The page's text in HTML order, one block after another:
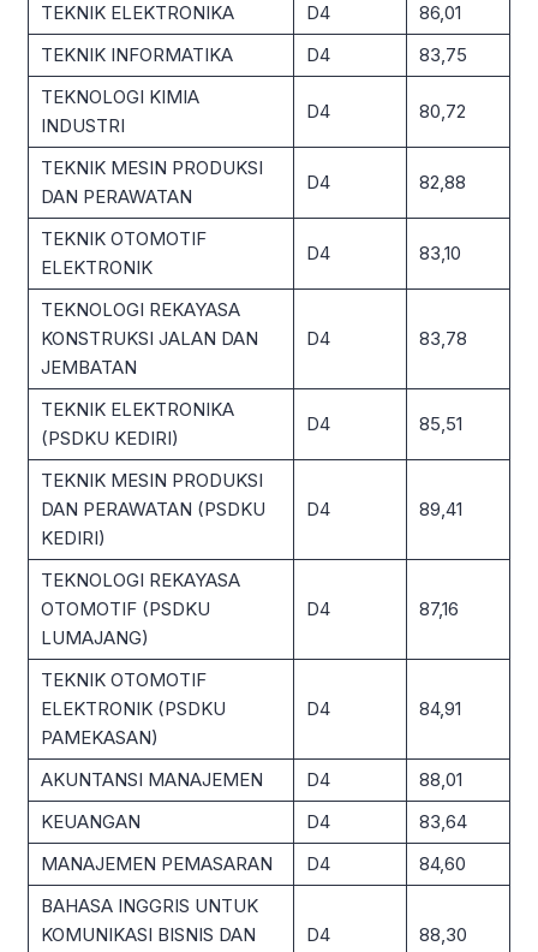
TEKNIK ELEKTRONIKA
D4
86,01
TEKNIK INFORMATIKA
D4
83,75
TEKNOLOGI KIMIA
INDUSTRI
D4 80,72
TEKNIK MESIN PRODUKSI
DAN PERAWATAN
D4 82,88
TEKNIK OTOMOTIF
ELEKTRONIK
D4 83,10
TEKNOLOGI REKAYASA
KONSTRUKSI JALAN DAN
JEMBATAN
D4 83,78
TEKNIK ELEKTRONIKA
(PSDKU KEDIRI)
D4 85,51
TEKNIK MESIN PRODUKSI
DAN PERAWATAN (PSDKU
KEDIRI)
D4 89,41
TEKNOLOGI REKAYASA
OTOMOTIF (PSDKU
LUMAJANG)
D4 87,16
TEKNIK OTOMOTIF
ELEKTRONIK (PSDKU
PAMEKASAN)
D4 84,91
AKUNTANSI MANAJEMEN D4
88,01
KEUANGAN
D4
83,64
MANAJEMEN PEMASARAN
D4
84,60
BAHASA INGGRIS UNTUK
KOMUNIKASI BISNIS DAN
D4 88,30